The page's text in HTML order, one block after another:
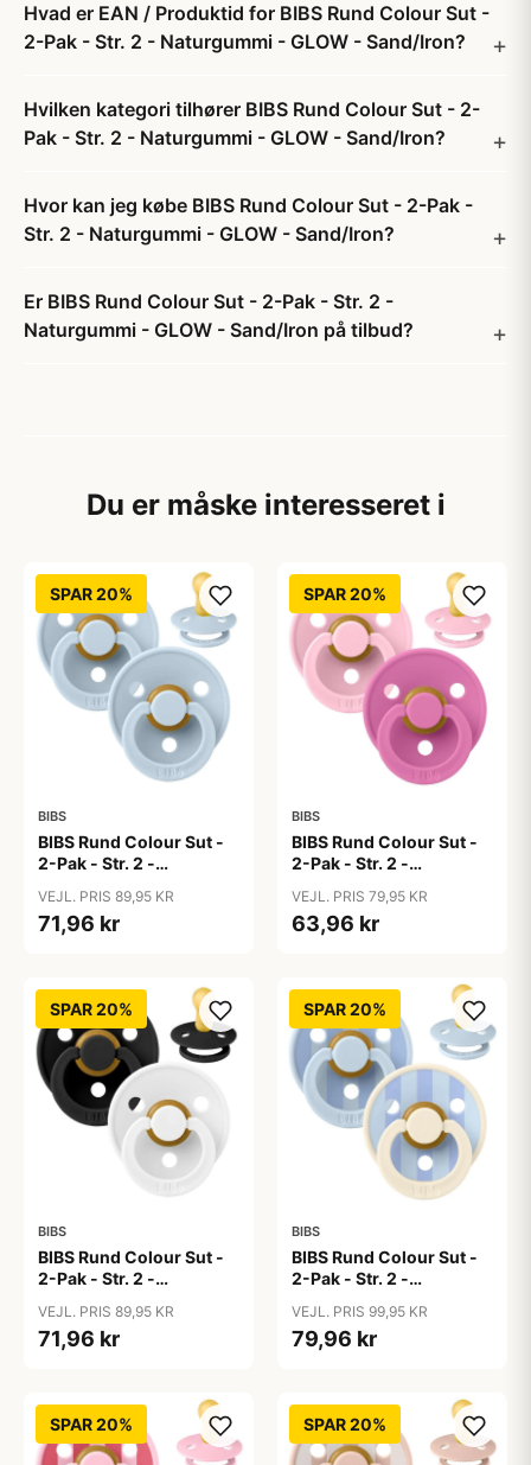
Hvad er EAN / Produktid for BIBS Rund Colour Sut -
2-Pak - Str. 2 - Naturgummi - GLOW - Sand/Iron?
Hvilken kategori tilhører BIBS Rund Colour Sut - 2-
Pak - Str. 2 - Naturgummi - GLOW - Sand/Iron?
Hvor kan jeg købe BIBS Rund Colour Sut - 2-Pak -
Str. 2 - Naturgummi - GLOW - Sand/Iron?
Er BIBS Rund Colour Sut - 2-Pak - Str. 2 -
Naturgummi - GLOW - Sand/Iron på tilbud?
Du er måske interesseret i
SPAR 20%
BIBS
BIBS Rund Colour Sut -
2-Pak - Str. 2 -
Blue/Baby Blue
VEJL. PRIS 89,95 KR
71,96 kr
SPAR 20%
BIBS
BIBS Rund Colour Sut -
2-Pak - Str. 2 -
Pink/Bubblegum
VEJL. PRIS 79,95 KR
63,96 kr
SPAR 20%
BIBS
BIBS Rund Colour Sut -
2-Pak - Str. 2 -
Black/White
VEJL. PRIS 89,95 KR
71,96 kr
SPAR 20%
BIBS
BIBS Rund Colour Sut -
2-Pak - Str. 2 -
Studio - Baby Blue/Dusty
Blue Mix
VEJL. PRIS 99,95 KR
79,96 kr
SPAR 20% SPAR 20%